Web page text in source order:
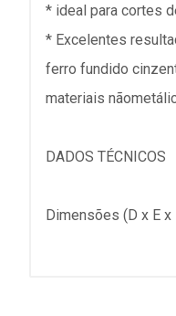
* ideal para cortes
* Excelentes
ferro fundido
materiais
DADOS TÉCNICOS
Dimensões (D x E x